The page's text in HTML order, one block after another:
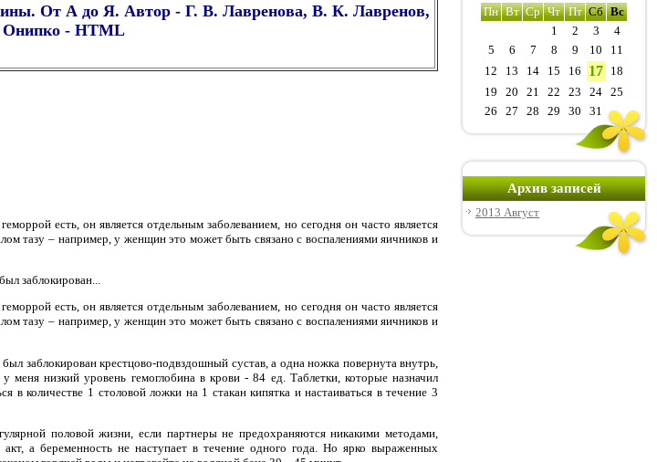
От А до Я. Автор - Г. В. Лавренова, В. К. Лавренов,
- HTML
есть, он является отдельным заболеванием, но сегодня он часто является
тазу – например, у женщин это может быть связано с воспалениями яичников и
заблокирован...
есть, он является отдельным заболеванием, но сегодня он часто является
тазу – например, у женщин это может быть связано с воспалениями яичников и
заблокирован крестцово-подвздошный сустав, а одна ножка повернута внутрь,
меня низкий уровень гемоглобина в крови - 84 ед. Таблетки, которые назначил
в количестве 1 столовой ложки на 1 стакан кипятка и настаиваться в течение 3
половой жизни, если партнеры не предохраняются никакими методами,
а беременность не наступает в течение одного года. Но ярко выраженных
Пн Вт Ср Чт Пт Сб Вс
1
2 3
4
5
6 7 8 9 10
11
12
13 14 15 16 17 18
19
20 21 22 23 24 25
26
27 28 29 30 31
Архив записей
2013 Август